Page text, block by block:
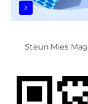
Steun Mies